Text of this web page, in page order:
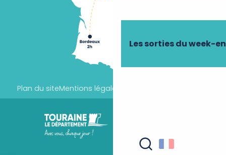
Les sorties du week-
Plan du siteMentions légales